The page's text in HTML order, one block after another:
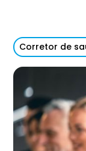
Corretor de